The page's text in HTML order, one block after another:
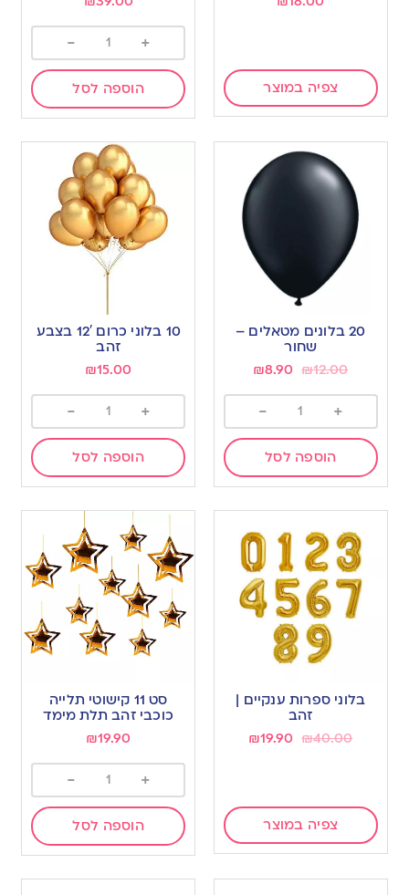
צפיה במוצר
+
-
הוספה לסל
20 בלונים מטאלים –
שחור
₪12.00
₪8.90
+
-
הוספה לסל
10 בלוני כרום 12′ בצבע
זהב
₪15.00
+
-
הוספה לסל
בלוני ספרות ענקיים |
זהב
₪40.00
₪19.90
צפיה במוצר
סט 11 קישוטי תלייה
כוכבי זהב תלת מימד
₪19.90
+
-
הוספה לסל